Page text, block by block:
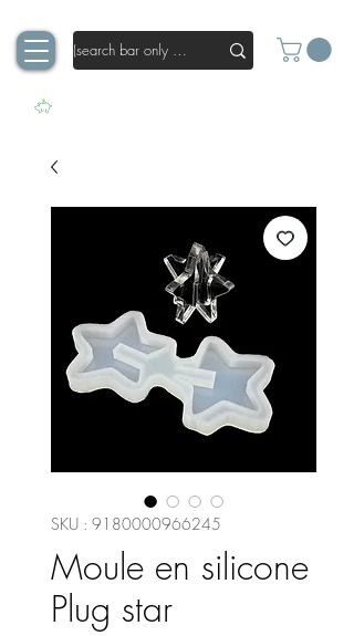
SKU : 9180000966245
Moule en silicone
Plug star